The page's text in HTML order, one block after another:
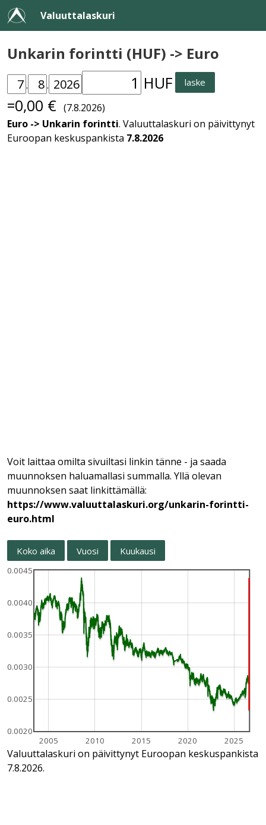
Valuuttalaskuri
Unkarin forintti (HUF) -> Euro
. . HUF laske
=0,00 € (7.8.2026)
Euro -> Unkarin forintti. Valuuttalaskuri on päivittynyt
Euroopan keskuspankista 7.8.2026
Voit laittaa omilta sivuiltasi linkin tänne - ja saada
muunnoksen haluamallasi summalla. Yllä olevan
muunnoksen saat linkittämällä:
https://www.valuuttalaskuri.org/unkarin-forintti-
euro.html
Koko aika Vuosi Kuukausi
2005 2010 2015 2020 2025
0.0020
0.0025
0.0030
0.0035
0.0040
0.0045
Valuuttalaskuri on päivittynyt Euroopan keskuspankista
7.8.2026.